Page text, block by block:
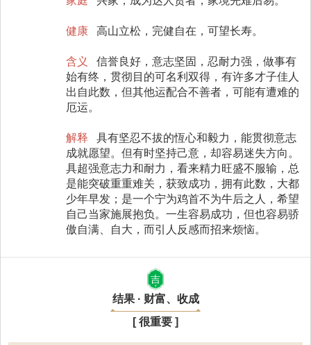
健康 高山立松，完健自在，可望长寿。
含义
信誉良好，意志坚固，忍耐力强，做事有
始有终，贯彻目的可名利双得，有许多才子佳人
出自此数，但其他运配合不善者，可能有遭难的
厄运。
解释
具有坚忍不拔的恆心和毅力，能贯彻意志
成就愿望。但有时坚持己意，却容易迷失方向。
具超强意志力和耐力，看来精力旺盛不服输，总
是能突破重重难关，获致成功，拥有此数，大都
少年早发；是一个宁为鸡首不为牛后之人，希望
自己当家施展抱负。一生容易成功，但也容易骄
傲自满、自大，而引人反感而招来烦恼。
吉
结果 · 财富、收成
[ 很重要 ]